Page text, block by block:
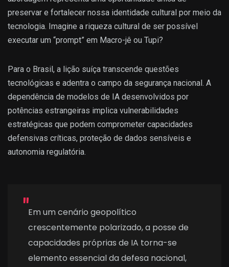
preservar e fortalecer nossa identidade cultural por meio da
tecnologia. Imagine a riqueza cultural de ser possível
executar um “prompt” em Macro-jê ou Tupi?
Para o Brasil, a lição suíça transcende questões
tecnológicas e adentra o campo da segurança nacional. A
dependência de modelos de IA desenvolvidos por
potências estrangeiras implica vulnerabilidades
estratégicas que podem comprometer capacidades
defensivas críticas, proteção de dados sensíveis e
autonomia regulatória.
Em um cenário geopolítico
crescentemente polarizado, a posse de
capacidades próprias de IA torna-se
elemento essencial da defesa nacional,